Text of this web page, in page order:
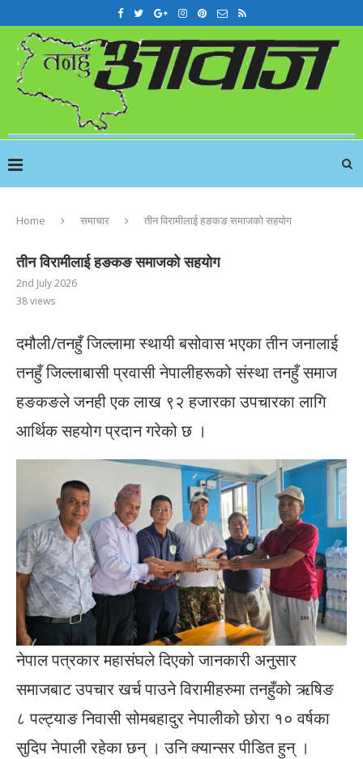
Home समाचार तीन विरामीलाई हङकङ समाजको सहयोग
तीन विरामीलाई हङकङ समाजको सहयोग
2nd July 2026
38views
दमौली/तनहुँ जिल्लामा स्थायी बसोवास भएका तीन जनालाई
तनहुँ जिल्लाबासी प्रवासी नेपालीहरूको संस्था तनहुँ समाज
हङकङले जनही एक लाख ९२ हजारका उपचारका लागि
आर्थिक सहयोग प्रदान गरेको छ ।
नेपाल पत्रकार महासंघले दिएको जानकारी अनुसार
समाजबाट उपचार खर्च पाउने विरामीहरुमा तनहुँको ऋषिङ
८ पल्ट्याङ निवासी सोमबहादुर नेपालीको छोरा १० वर्षका
सुदिप नेपाली रहेका छन् । उनि क्यान्सर पीडित हुन् ।